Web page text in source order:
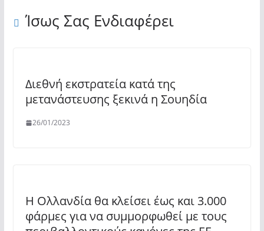
Ίσως Σας Ενδιαφέρει
Διεθνή εκστρατεία κατά της
μετανάστευσης ξεκινά η Σουηδία
26/01/2023
Η Ολλανδία θα κλείσει έως και 3.000
φάρμες για να συμμορφωθεί με τους